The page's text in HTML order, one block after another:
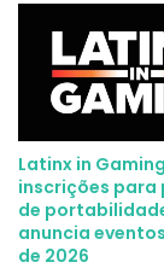
Latinx in
inscrições para
de
anuncia
de 2026